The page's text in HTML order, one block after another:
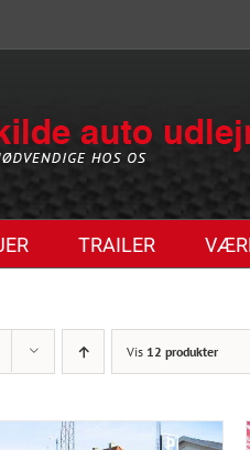
TRAILER
Vis 12 produkter